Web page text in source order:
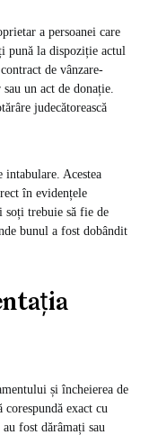
a persoanei care
pună la dispoziție actul
de vânzare-
un act de donație.
judecătorească
intabulare. Acestea
în evidențele
soți trebuie să fie de
bunul a fost dobândit
și încheierea de
exact cu
fost dărâmați sau